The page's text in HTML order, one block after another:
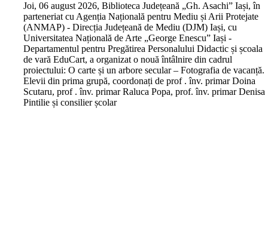
Joi, 06 august 2026, Biblioteca Județeană „Gh. Asachi” Iași, în
parteneriat cu Agenția Națională pentru Mediu și Arii Protejate
(ANMAP) - Direcția Județeană de Mediu (DJM) Iași, cu
Universitatea Națională de Arte „George Enescu” Iași -
Departamentul pentru Pregătirea Personalului Didactic și școala
de vară EduCart, a organizat o nouă întâlnire din cadrul
proiectului: O carte și un arbore secular – Fotografia de vacanță.
Elevii din prima grupă, coordonați de prof . înv. primar Doina
Scutaru, prof . înv. primar Raluca Popa, prof. înv. primar Denisa
Pintilie și consilier școlar